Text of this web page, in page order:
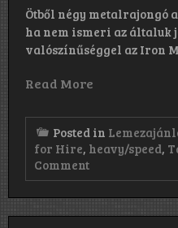
Ötből négy metalrajongó
ha nem ismeri az általuk
valószínűséggel az Iron
Read More
Posted in
for Hire, heavy/speed,
Commenton
Tailgunner:
Hire